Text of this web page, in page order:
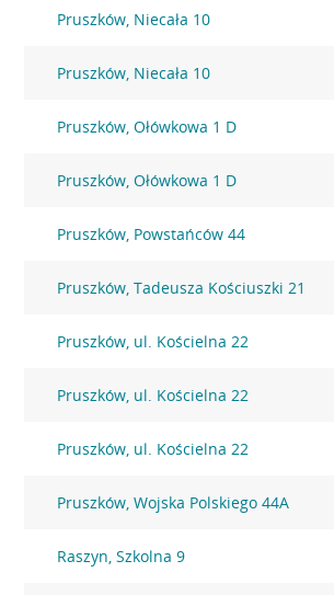
Pruszków, Niecała 10
Pruszków, Niecała 10
Pruszków, Ołówkowa 1 D
Pruszków, Ołówkowa 1 D
Pruszków, Powstańców 44
Pruszków, Tadeusza Kościuszki 21
Pruszków, ul. Kościelna 22
Pruszków, ul. Kościelna 22
Pruszków, ul. Kościelna 22
Pruszków, Wojska Polskiego 44A
Raszyn, Szkolna 9